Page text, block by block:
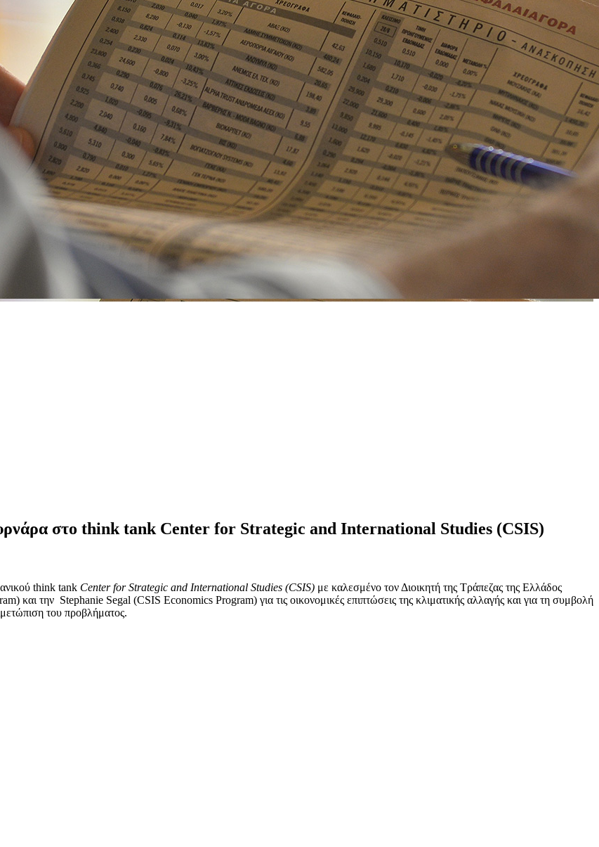
στο think tank Center for Strategic and International Studies (CSIS)
think tank Center for Strategic and International Studies (CSIS) με καλεσμένο τον Διοικητή της Τράπεζας της Ελλάδος
και την Stephanie Segal (CSIS Economics Program) για τις οικονομικές επιπτώσεις της κλιματικής αλλαγής και για τη συμβολή
του προβλήματος.